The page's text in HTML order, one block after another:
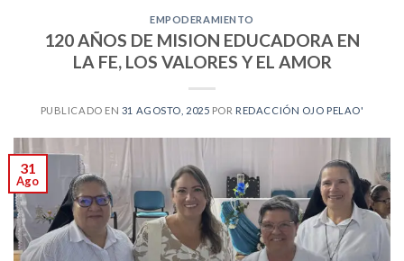
EMPODERAMIENTO
120 AÑOS DE MISION EDUCADORA EN
LA FE, LOS VALORES Y EL AMOR
PUBLICADO EN 31 AGOSTO, 2025 POR REDACCIÓN OJO PELAO'
31
Ago